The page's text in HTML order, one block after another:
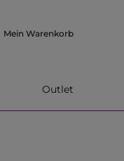
Mein Warenkorb
Outlet